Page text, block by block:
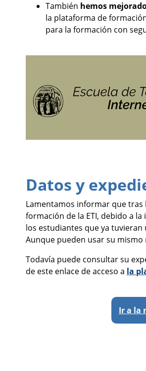
También hemos
la plataforma de
para la formación con
Datos y
Lamentamos informar que
formación de la ETI, debido a
los estudiantes que ya
Aunque pueden usar su
Todavía puede consultar su
de este enlace de acceso a la
Ir a la